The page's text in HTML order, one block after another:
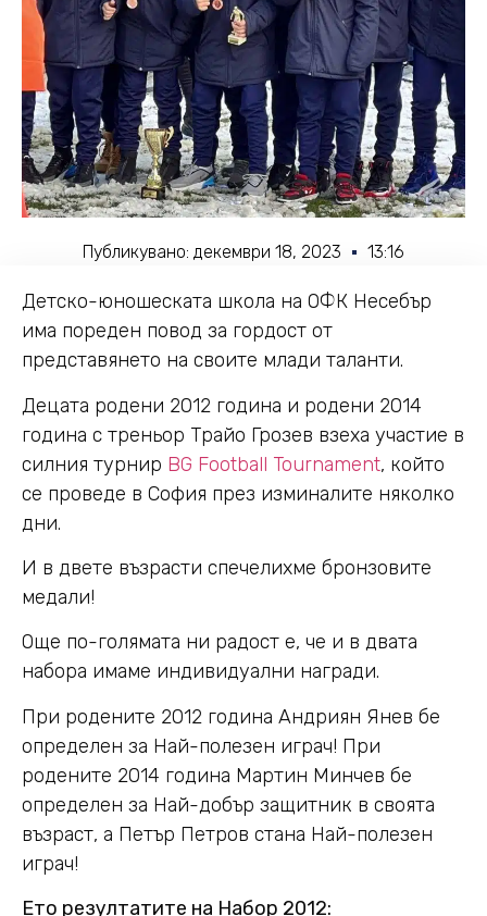
Публикувано: декември 18, 2023 13:16
Детско-юношеската школа на ОФК Несебър
има пореден повод за гордост от
представянето на своите млади таланти.
Децата родени 2012 година и родени 2014
година с треньор Трайо Грозев взеха участие в
силния турнир BG Football Tournament, който
се проведе в София през изминалите няколко
дни.
И в двете възрасти спечелихме бронзовите
медали!
Още по-голямата ни радост е, че и в двата
набора имаме индивидуални награди.
При родените 2012 година Андриян Янев бе
определен за Най-полезен играч! При
родените 2014 година Мартин Минчев бе
определен за Най-добър защитник в своята
възраст, а Петър Петров стана Най-полезен
играч!
Ето резултатите на Набор 2012: